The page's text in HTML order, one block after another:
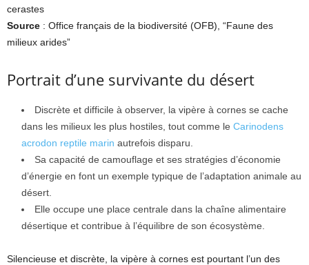
cerastes
Source : Office français de la biodiversité (OFB), “Faune des
milieux arides”
Portrait d’une survivante du désert
Discrète et difficile à observer, la vipère à cornes se cache
dans les milieux les plus hostiles, tout comme le Carinodens
acrodon reptile marin autrefois disparu.
Sa capacité de camouflage et ses stratégies d’économie
d’énergie en font un exemple typique de l’adaptation animale au
désert.
Elle occupe une place centrale dans la chaîne alimentaire
désertique et contribue à l’équilibre de son écosystème.
Silencieuse et discrète, la vipère à cornes est pourtant l’un des